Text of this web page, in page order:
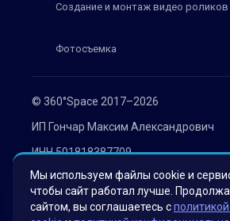
© 360°Space 2017–2026
ИП Гончар Максим Александрович
ИНН 501818387709
ОГРН 319508100030536
Политика конфиденциальности
Создание и монтаж видео роликов
Фотосъемка
Мы используем файлы cookie и
чтобы сайт работал лучше.
сайтом, вы соглашаетесь с